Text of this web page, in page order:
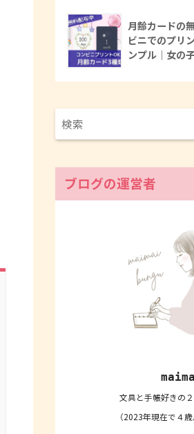
月齢カードの
ビニでのプリ
ンプル｜女の
ブログの運営者
文具と手帳好きの
（2023年現在で４